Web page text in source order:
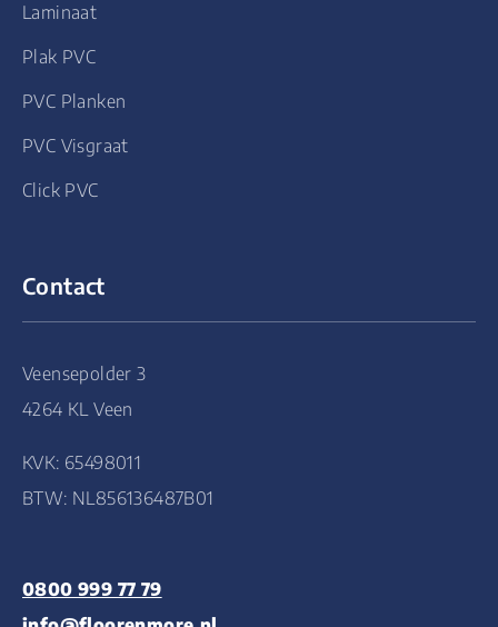
Laminaat
Plak PVC
PVC Planken
PVC Visgraat
Click PVC
Contact
Veensepolder 3
4264 KL Veen
KVK: 65498011
BTW: NL856136487B01
0800 999 77 79